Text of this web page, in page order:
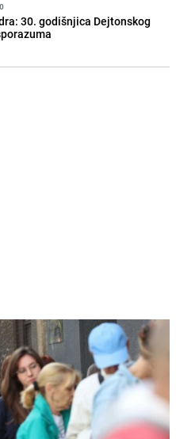
30. godišnjica Dejtonskog